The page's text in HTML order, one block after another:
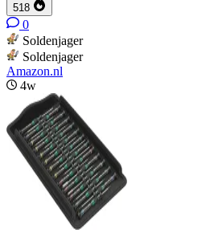
518
0
Soldenjager
Soldenjager
Amazon.nl
4w